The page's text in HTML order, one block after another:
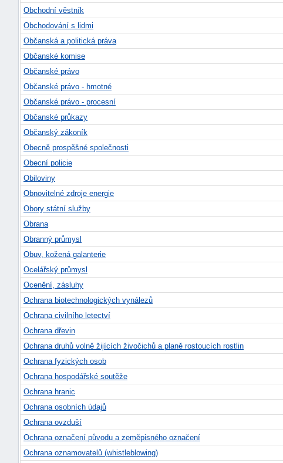
Obchodní věstník
Obchodování s lidmi
Občanská a politická práva
Občanské komise
Občanské právo
Občanské právo - hmotné
Občanské právo - procesní
Občanské průkazy
Občanský zákoník
Obecně prospěšné společnosti
Obecní policie
Obiloviny
Obnovitelné zdroje energie
Obory státní služby
Obrana
Obranný průmysl
Obuv, kožená galanterie
Ocelářský průmysl
Ocenění, zásluhy
Ochrana biotechnologických vynálezů
Ochrana civilního letectví
Ochrana dřevin
Ochrana druhů volně žijících živočichů a planě rostoucích rostlin
Ochrana fyzických osob
Ochrana hospodářské soutěže
Ochrana hranic
Ochrana osobních údajů
Ochrana ovzduší
Ochrana označení původu a zeměpisného označení
Ochrana oznamovatelů (whistleblowing)